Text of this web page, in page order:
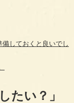
しておくと良いでし
たい？」